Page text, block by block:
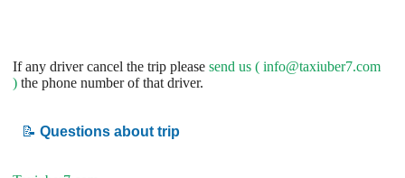
If any driver cancel the trip please send us ( info@taxiuber7.com
) the phone number of that driver.
📝 Questions about trip